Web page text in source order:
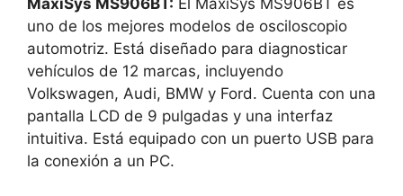
MaxiSys MS906BT: El MaxiSys MS906BT es
uno de los mejores modelos de osciloscopio
automotriz. Está diseñado para diagnosticar
vehículos de 12 marcas, incluyendo
Volkswagen, Audi, BMW y Ford. Cuenta con una
pantalla LCD de 9 pulgadas y una interfaz
intuitiva. Está equipado con un puerto USB para
la conexión a un PC.